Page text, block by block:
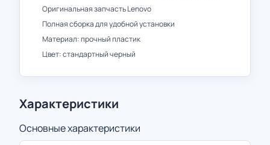
Оригинальная запчасть Lenovo
Полная сборка для удобной установки
Материал: прочный пластик
Цвет: стандартный черный
Характеристики
Основные характеристики